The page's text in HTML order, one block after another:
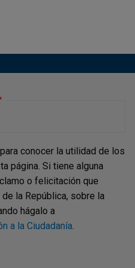
es un factor que
que se ven
del nivel de
negativos de las
en Colombia en
semestre 2023
conocer la utilidad de los
página. Si tiene alguna
o felicitación que
la República, sobre la
hágalo a
a la Ciudadanía.